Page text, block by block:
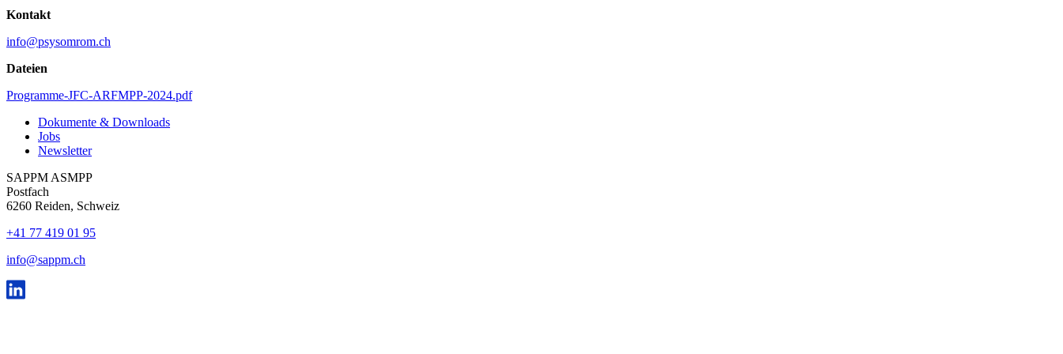
Kontakt
info@psysomrom.ch
Dateien
Programme-JFC-ARFMPP-2024.pdf
Dokumente & Downloads
Jobs
Newsletter
SAPPM ASMPP
Postfach
6260 Reiden, Schweiz
+41 77 419 01 95
info@sappm.ch